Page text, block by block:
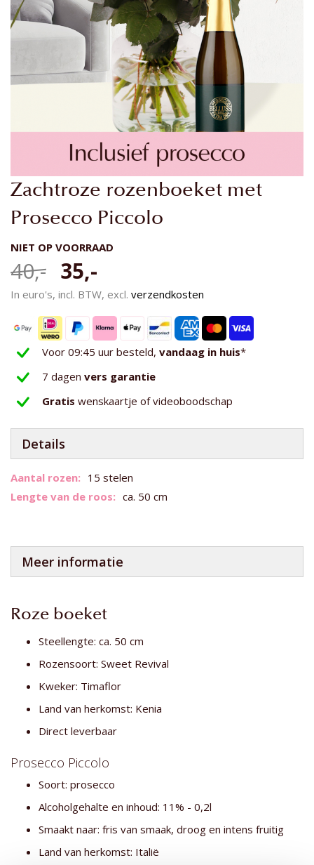
Zachtroze rozenboeket met
Prosecco Piccolo
NIET OP VOORRAAD
35,-
40,-
In euro's, incl. BTW, excl. verzendkosten
Voor 09:45 uur besteld, vandaag in huis*
7 dagen vers garantie
Gratis wenskaartje of videoboodschap
Details
Meer
informatie
15 stelen
ca. 50 cm
Meer informatie
Roze boeket
Steellengte: ca. 50 cm
Rozensoort: Sweet Revival
Kweker: Timaflor
Land van herkomst: Kenia
Direct leverbaar
Prosecco Piccolo
Soort: prosecco
Alcoholgehalte en inhoud: 11% - 0,2l
Smaakt naar: fris van smaak, droog en intens fruitig
Land van herkomst: Italië
Ga
naar
het
van
afbeeldingen-
gallerij